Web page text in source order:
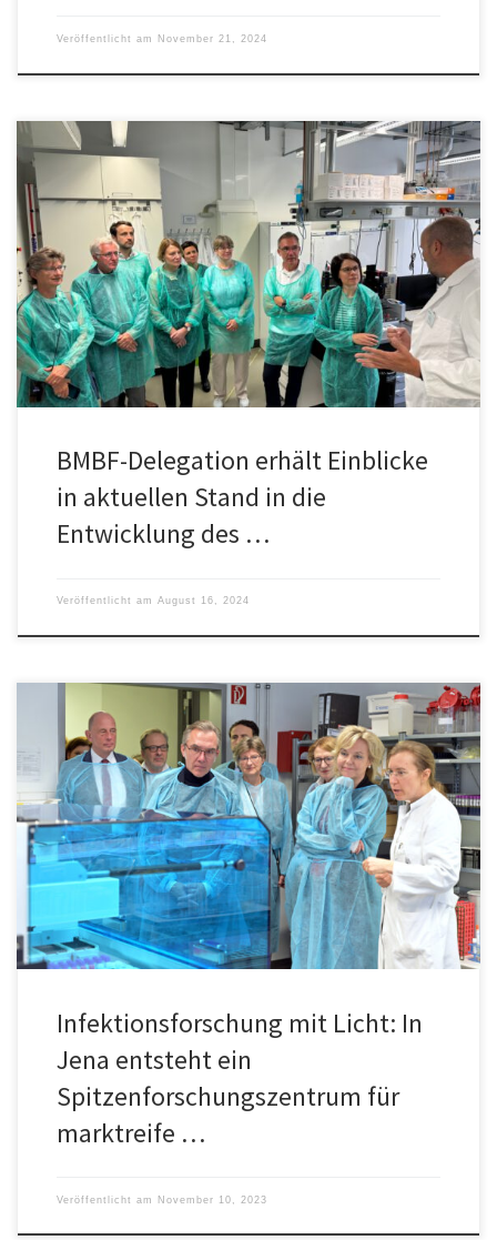
Veröffentlicht am November 21, 2024
Eine Delegation des Bundesministeriums für Bildung und
Forschung (BMBF) besuchte am Donnerstag den InfectoGnostics
Forschungscampus Jena und das LPI.
BMBF-Delegation erhält Einblicke
in aktuellen Stand in die
Entwicklung des …
Veröffentlicht am August 16, 2024
BMBF-Staatssekretärin Prof. Sabine Döring und Thüringer
Wirtschaftsminister Wolfgang Tiefensee besuchten am 07.
November 2023 das Leibniz-Zentrum für Photonik in der
Infektionsforschung.
Infektionsforschung mit Licht: In
Jena entsteht ein
Spitzenforschungszentrum für
marktreife …
Veröffentlicht am November 10, 2023